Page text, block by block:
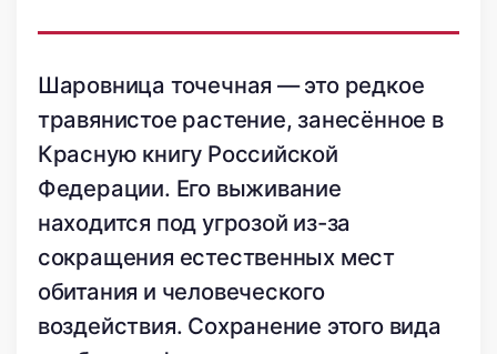
Шаровница точечная — это редкое
травянистое растение, занесённое в
Красную книгу Российской
Федерации. Его выживание
находится под угрозой из-за
сокращения естественных мест
обитания и человеческого
воздействия. Сохранение этого вида